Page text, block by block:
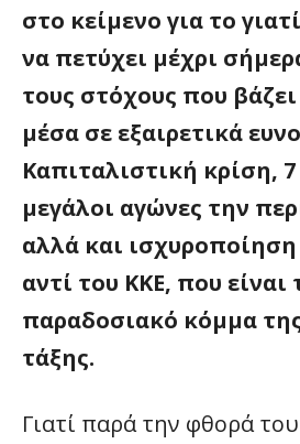
στο κείμενο για το
να πετύχει μέχρι
τους στόχους που
μέσα σε εξαιρετικά
Καπιταλιστική κρίση,
μεγάλοι αγώνες την
αλλά και
αντί του ΚΚΕ, που είναι
παραδοσιακό κόμμα
τάξης.
Γιατί παρά την φθορά